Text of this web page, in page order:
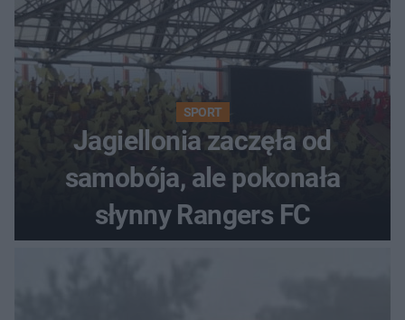
SPORT
Jagiellonia zaczęła od
samobója, ale pokonała
słynny Rangers FC